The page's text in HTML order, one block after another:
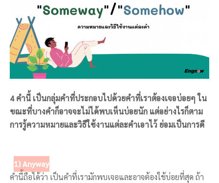
4 คำนี้ เป็นกลุ่มคำที่ประกอบไปด้วยคำที่เราต้องเจอบ่อยๆ ใน
ขณะที่บางคำก็อาจจะไม่ได้พบเห็นบ่อยนัก แต่อย่างไรก็ตาม
การรู้ความหมายและวิธีใช้งานแต่ละคำเอาไว้ ย่อมเป็นการดี
1) Anyway
คำนี้ถือได้ว่า เป็นคำที่เรามักพบเจอและอาจต้องใช้บ่อยที่สุด ถ้า